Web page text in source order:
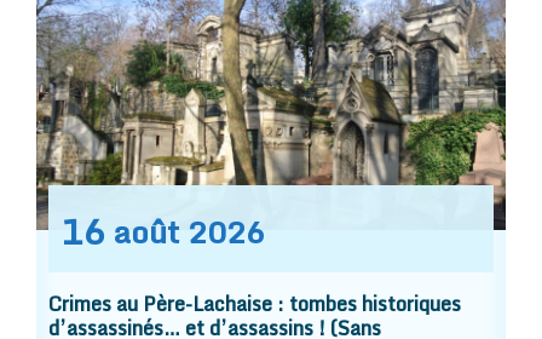
16 août 2026
Crimes au Père-Lachaise : tombes historiques
d’assassinés… et d’assassins ! (Sans